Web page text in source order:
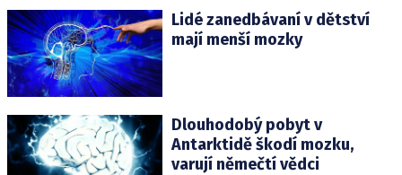
Lidé zanedbávaní v dětství
mají menší mozky
Dlouhodobý pobyt v
Antarktidě škodí mozku,
varují němečtí vědci